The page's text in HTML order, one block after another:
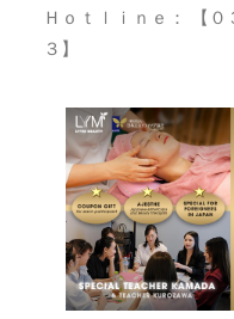
Ｈｏｔｌｉｎｅ：
３】